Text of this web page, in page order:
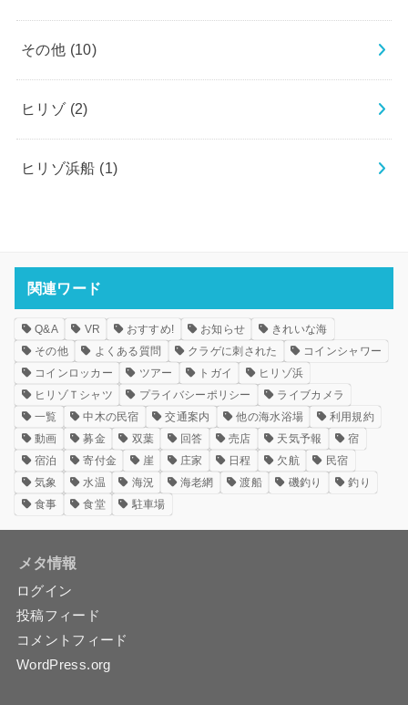
その他 (10)
ヒリゾ (2)
ヒリゾ浜船 (1)
関連ワード
Q&A VR おすすめ! お知らせ
きれいな海
その他
よくある質問 クラゲに刺された
コインシャワー
コインロッカー
ツアー トガイ
ヒリゾ浜
ヒリゾＴシャツ
プライバシーポリシー
ライブカメラ
一覧
中木の民宿 交通案内 他の海水浴場
利用規約
動画
募金 双葉 回答 売店 天気予報
宿
宿泊
寄付金 崖 庄家 日程 欠航
民宿
気象
水温 海況 海老網 渡船 磯釣り
釣り
食事
食堂 駐車場
メタ情報
ログイン
投稿フィード
コメントフィード
WordPress.org